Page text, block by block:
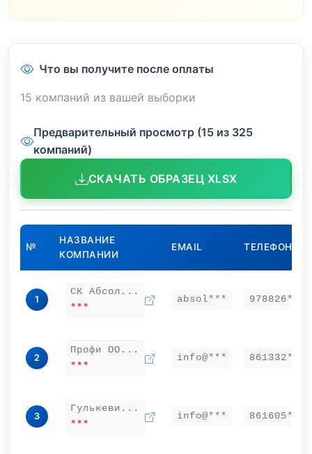
Что вы получите после оплаты
15 компаний из вашей выборки
Предварительный просмотр (15 из 325
компаний)
СКАЧАТЬ ОБРАЗЕЦ XLSX
№
НАЗВАНИЕ
КОМПАНИИ
EMAIL ТЕЛЕФОН
1
СК Абсол...
***
absol*** 978826***
2
Профи ОО...
***
info@*** 861332***
3
Гулькеви...
***
info@*** 861605***